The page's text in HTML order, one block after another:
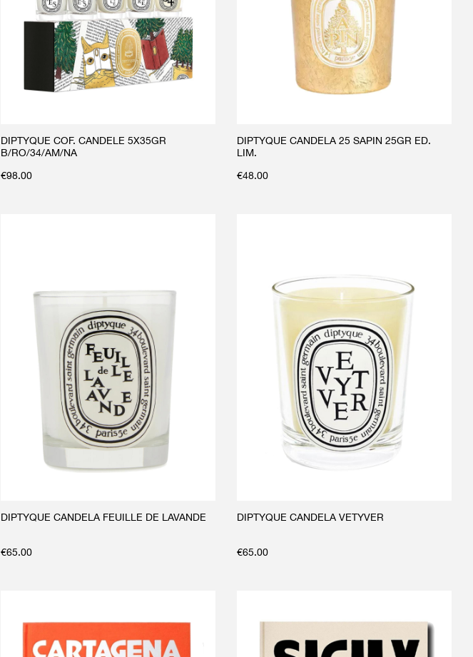
DIPTYQUE COF. CANDELE 5X35GR
B/RO/34/AM/NA
€98.00
DIPTYQUE CANDELA 25 SAPIN 25GR ED.
LIM.
€48.00
DIPTYQUE CANDELA FEUILLE DE LAVANDE
€65.00
DIPTYQUE CANDELA VETYVER
€65.00